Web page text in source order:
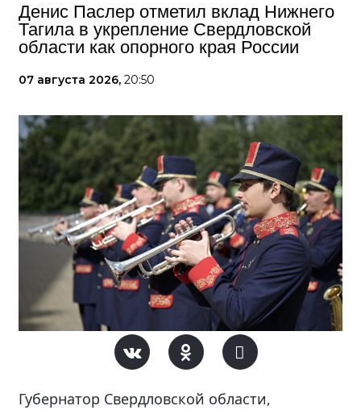
Денис Паслер отметил вклад Нижнего
Тагила в укрепление Свердловской
области как опорного края России
07 августа 2026, 20:50
Губернатор Свердловской области,